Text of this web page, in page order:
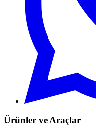
Ürünler ve Araçlar